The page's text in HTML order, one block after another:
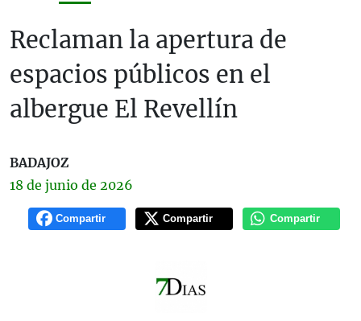
Reclaman la apertura de
espacios públicos en el
albergue El Revellín
BADAJOZ
18 de junio de 2026
Compartir Compartir Compartir